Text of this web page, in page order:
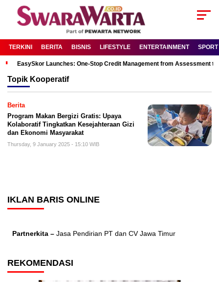
TERKINI BERITA BISNIS LIFESTYLE ENTERTAINMENT SPORT
EasySkor Launches: One-Stop Credit Management from Assessment
Topik Kooperatif
Berita
Program Makan Bergizi Gratis: Upaya
Kolaboratif Tingkatkan Kesejahteraan Gizi
dan Ekonomi Masyarakat
Thursday, 9 January 2025 - 15:10 WIB
IKLAN BARIS ONLINE
Partnerkita – Jasa Pendirian PT dan CV Jawa Timur
REKOMENDASI